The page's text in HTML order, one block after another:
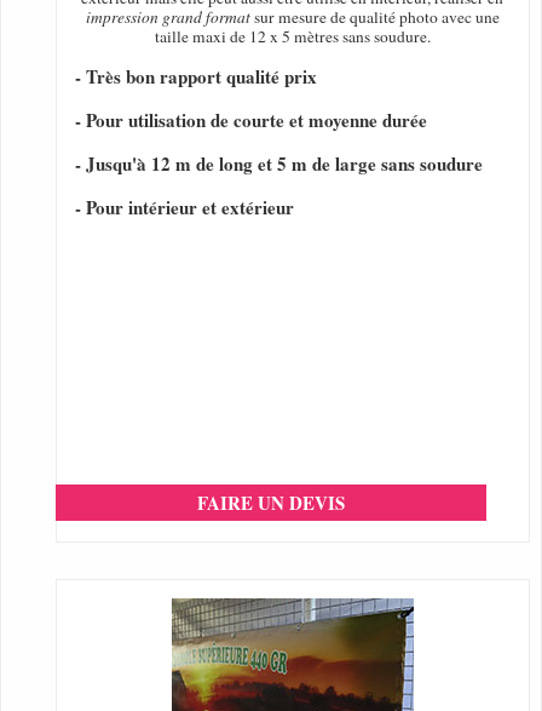
impression grand formatsur mesure de qualité photo avec une
taille maxi de 12 x 5 mètres sans soudure.
- Très bon rapport qualité prix
- Pour utilisation de courte et moyenne durée
- Jusqu'à 12 m de long et 5 m de large sans soudure
- Pour intérieur et extérieur
FAIRE UN DEVIS